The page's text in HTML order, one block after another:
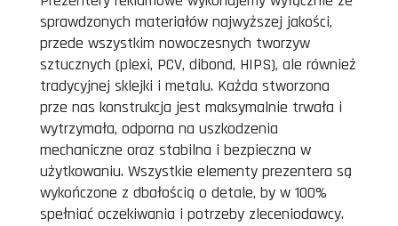
sprawdzonych materiałów najwyższej jakości,
przede wszystkim nowoczesnych tworzyw
sztucznych (plexi, PCV, dibond, HIPS), ale również
tradycyjnej sklejki i metalu. Każda stworzona
prze nas konstrukcja jest maksymalnie trwała i
wytrzymała, odporna na uszkodzenia
mechaniczne oraz stabilna i bezpieczna w
użytkowaniu. Wszystkie elementy prezentera są
wykończone z dbałością o detale, by w 100%
spełniać oczekiwania i potrzeby zleceniodawcy.